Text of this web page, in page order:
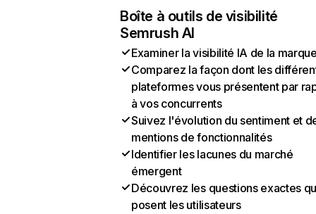
Boîte à outils de visibilité
Semrush AI
Examiner la visibilité IA de la
Comparez la façon dont les
plateformes vous présentent par
à vos concurrents
Suivez l'évolution du sentiment et
mentions de fonctionnalités
Identifier les lacunes du marché
émergent
Découvrez les questions exactes
posent les utilisateurs